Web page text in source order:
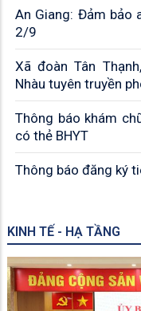
An Giang: Đảm bảo
2/9
Xã đoàn Tân
Nhàu tuyên truyền
Thông báo khám
có thẻ BHYT
Thông báo đăng ký
KINH TẾ - HẠ TẦNG